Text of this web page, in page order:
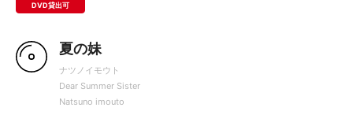
DVD貸出可
夏の妹
ナツノイモウト
Dear Summer Sister
Natsuno imouto